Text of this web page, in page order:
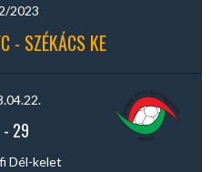
2023
- SZÉKÁCS KE
- 29
Dél-kelet